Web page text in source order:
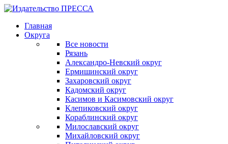
Главная
Округа
Все новости
Рязань
Александро-Невский округ
Ермишинский округ
Захаровский округ
Кадомский округ
Касимов и Касимовский округ
Клепиковский округ
Кораблинский округ
Милославский округ
Михайловский округ